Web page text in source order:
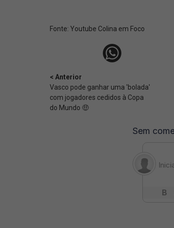
Fonte: Youtube Colina em Foco
< Anterior
Vasco pode ganhar uma 'bolada'
com jogadores cedidos à Copa
do Mundo 🤑